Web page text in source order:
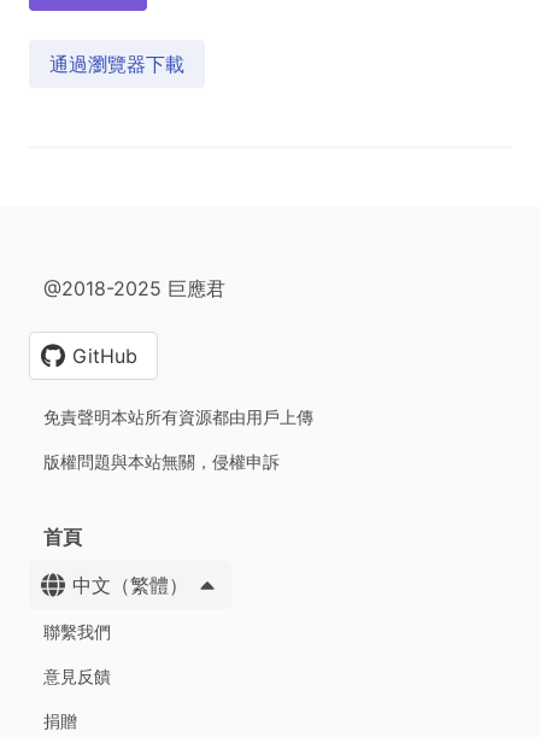
通過瀏覽器下載
@2018-2025 巨應君
GitHub
免責聲明本站所有資源都由用戶上傳
版權問題與本站無關，侵權申訴
首頁
中文（繁體）
聯繫我們
意見反饋
捐贈